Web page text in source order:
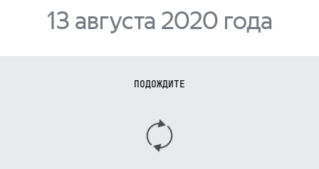
13 августа 2020 года
ПОДОЖДИТЕ